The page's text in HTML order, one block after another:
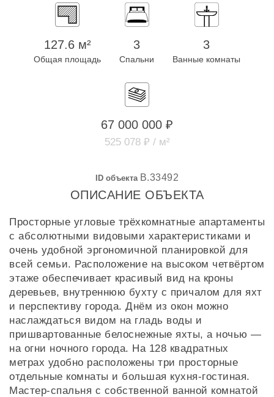
127.6 м²
Общая площадь
3
Спальни
3
Ванные комнаты
67 000 000 ₽
525 078 ₽ / м²
ID объекта B.33492
ОПИСАНИЕ ОБЪЕКТА
Просторные угловые трёхкомнатные апартаменты
с абсолютными видовыми характеристиками и
очень удобной эргономичной планировкой для
всей семьи. Расположение на высоком четвёртом
этаже обеспечивает красивый вид на кроны
деревьев, внутреннюю бухту с причалом для яхт
и перспективу города. Днём из окон можно
наслаждаться видом на гладь воды и
пришвартованные белоснежные яхты, а ночью —
на огни ночного города. На 128 квадратных
метрах удобно расположены три просторные
отдельные комнаты и большая кухня-гостиная.
Мастер-спальня с собственной ванной комнатой